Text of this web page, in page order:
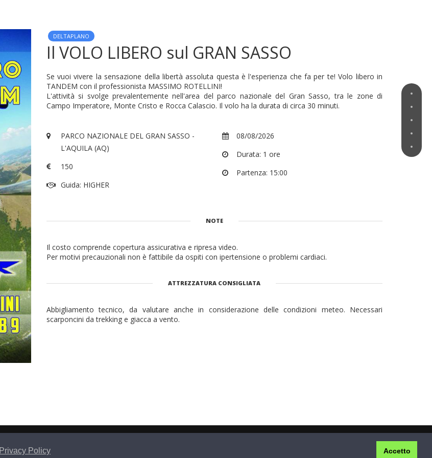
Privacy Policy Accetto
DELTAPLANO
Il VOLO LIBERO sul GRAN SASSO
Se vuoi vivere la sensazione della libertà assoluta questa è l'esperienza che fa per te! Volo libero in
TANDEM con il professionista MASSIMO ROTELLINI!
L'attività si svolge prevalentemente nell'area del parco nazionale del Gran Sasso, tra le zone di
Campo Imperatore, Monte Cristo e Rocca Calascio. Il volo ha la durata di circa 30 minuti.
PARCO NAZIONALE DEL GRAN SASSO -
L'AQUILA (AQ)
150
Guida: HIGHER
08/08/2026
Durata: 1 ore
Partenza: 15:00
NOTE
Il costo comprende copertura assicurativa e ripresa video.
Per motivi precauzionali non è fattibile da ospiti con ipertensione o problemi cardiaci.
ATTREZZATURA CONSIGLIATA
Abbigliamento tecnico, da valutare anche in considerazione delle condizioni meteo. Necessari
scarponcini da trekking e giacca a vento.
Termini e Condizioni